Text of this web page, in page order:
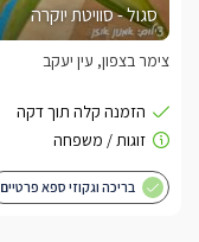
סגול - סוויטת יוקרה
צימר בצפון, עין יעקב
בריכה וגקוזי ספא פרטיים